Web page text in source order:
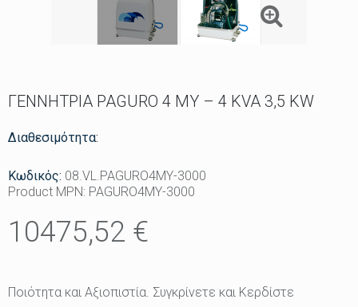
ΓΕΝΝΗΤΡΙΑ PAGURO 4 MY – 4 KVA 3,5 KW
Διαθεσιμότητα:
Κωδικός: 08.VL.PAGURO4MY-3000
Product MPN: PAGURO4MY-3000
10475,52 €
Ποιότητα και Αξιοπιστία. Συγκρίνετε και Κερδίστε